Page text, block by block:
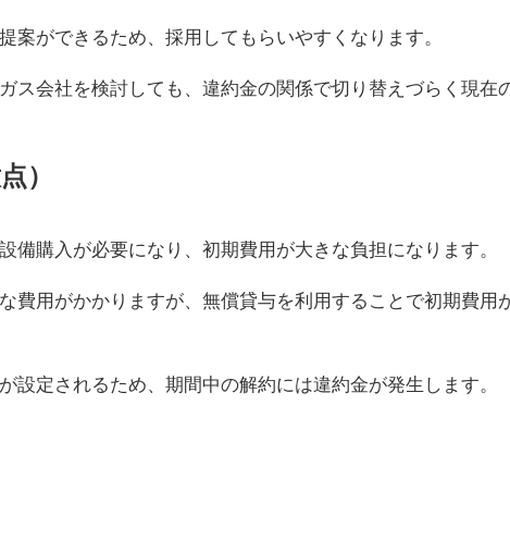
案ができるため、採用してもらいやすくなります。
ス会社を検討しても、違約金の関係で切り替えづらく現在
）
備購入が必要になり、初期費用が大きな負担になります。
費用がかかりますが、無償貸与を利用することで初期費用
設定されるため、期間中の解約には違約金が発生します。